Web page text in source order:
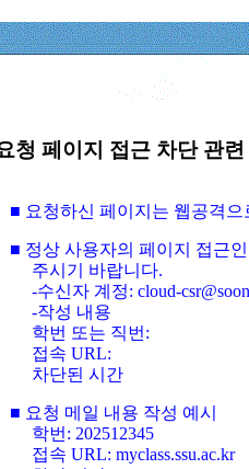
청 페이지 접근 차단 관
■ 요청하신 페이지는 웹공격
■ 정상 사용자의 페이지 접근
주시기 바랍니다.
-수신자 계정: cloud-
-작성 내용
학번 또는 직번:
접속 URL:
차단된 시간
■ 요청 메일 내용 작성 예시
학번: 202512345
접속 URL: myclass.ssu.ac.kr